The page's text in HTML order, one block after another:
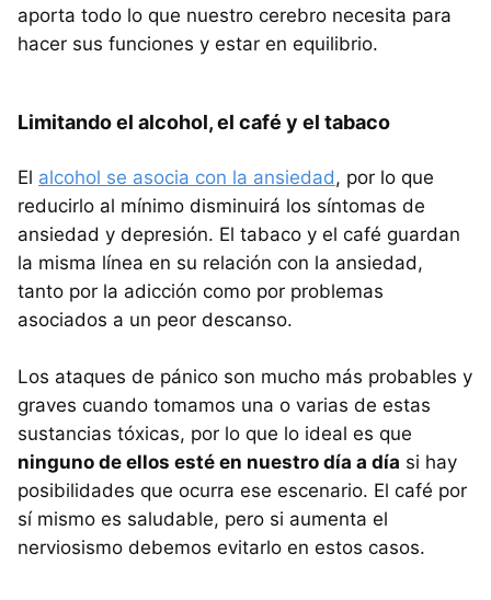
aporta todo lo que nuestro cerebro necesita para
hacer sus funciones y estar en equilibrio.
Limitando el alcohol, el café y el tabaco
El alcohol se asocia con la ansiedad, por lo que
reducirlo al mínimo disminuirá los síntomas de
ansiedad y depresión. El tabaco y el café guardan
la misma línea en su relación con la ansiedad,
tanto por la adicción como por problemas
asociados a un peor descanso.
Los ataques de pánico son mucho más probables y
graves cuando tomamos una o varias de estas
sustancias tóxicas, por lo que lo ideal es que
ninguno de ellos esté en nuestro día a día si hay
posibilidades que ocurra ese escenario. El café por
sí mismo es saludable, pero si aumenta el
nerviosismo debemos evitarlo en estos casos.